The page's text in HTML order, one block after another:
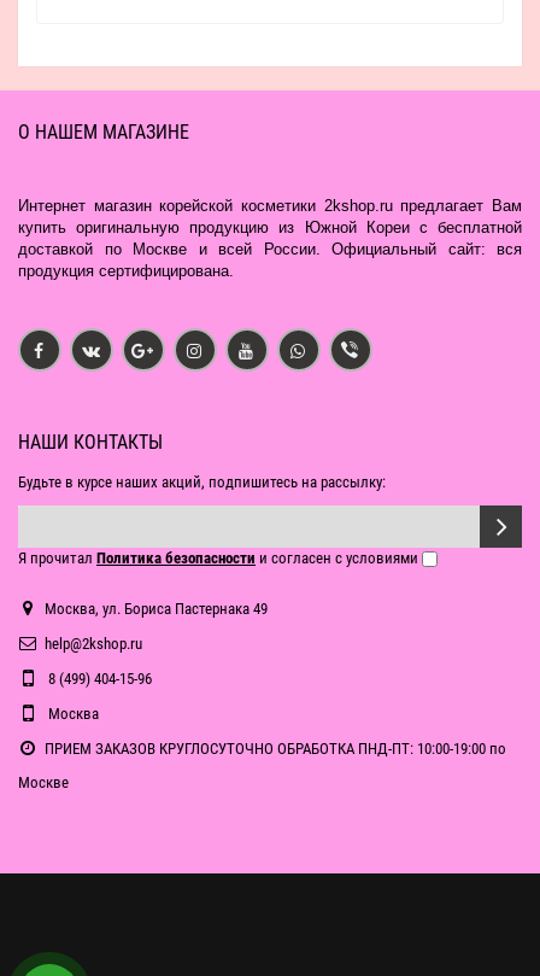
О НАШЕМ МАГАЗИНЕ
Интернет магазин корейской косметики 2kshop.ru предлагает Вам
купить оригинальную продукцию из Южной Кореи с бесплатной
доставкой по Москве и всей России. Официальный сайт: вся
продукция сертифицирована.
НАШИ КОНТАКТЫ
Будьте в курсе наших акций, подпишитесь на рассылку:
Я прочитал Политика безопасности и согласен с условиями
Москва, ул. Бориса Пастернака 49
help@2kshop.ru
8 (499) 404-15-96
Москва
ПРИЕМ ЗАКАЗОВ КРУГЛОСУТОЧНО ОБРАБОТКА ПНД-ПТ: 10:00-19:00 по
Москве